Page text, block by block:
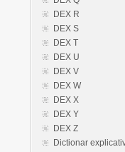
DEX R
DEX S
DEX T
DEX U
DEX V
DEX W
DEX X
DEX Y
DEX Z
Dictionar